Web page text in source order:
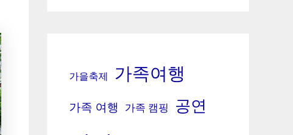
가을축제 가족여행
가족 여행 가족 캠핑 공연